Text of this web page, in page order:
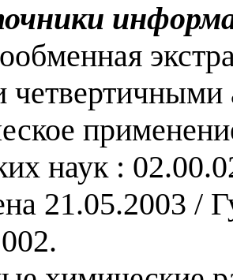
наук :
21.05.2003 /